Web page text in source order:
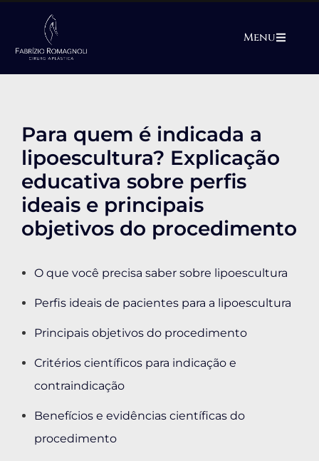
Menu
Para quem é indicada a
lipoescultura? Explicação
educativa sobre perfis
ideais e principais
objetivos do procedimento
O que você precisa saber sobre lipoescultura
Perfis ideais de pacientes para a lipoescultura
Principais objetivos do procedimento
Critérios científicos para indicação e
contraindicação
Benefícios e evidências científicas do
procedimento